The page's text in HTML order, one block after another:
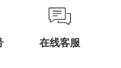
在线客服